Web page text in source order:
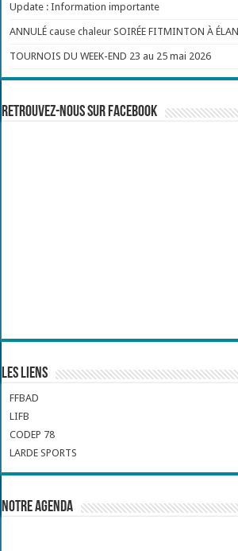
Update : Information importante
ANNULÉ cause chaleur SOIRÉE FITMINTON À
TOURNOIS DU WEEK-END 23 au 25 mai 2026
Retrouvez-nous sur Facebook
Les liens
FFBAD
LIFB
CODEP 78
LARDE SPORTS
Notre Agenda